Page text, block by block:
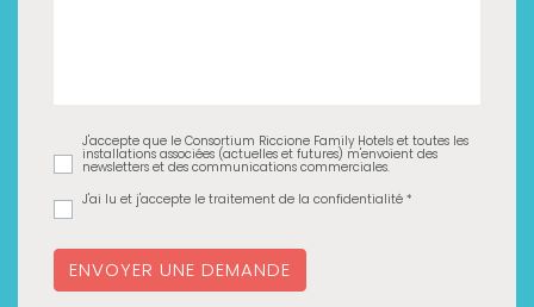
J'accepte que le Consortium Riccione Family Hotels et toutes les
installations associées (actuelles et futures) m'envoient des
newsletters et des communications commerciales.
J'ai lu et j'accepte le traitement de la confidentialité *
ENVOYER UNE DEMANDE